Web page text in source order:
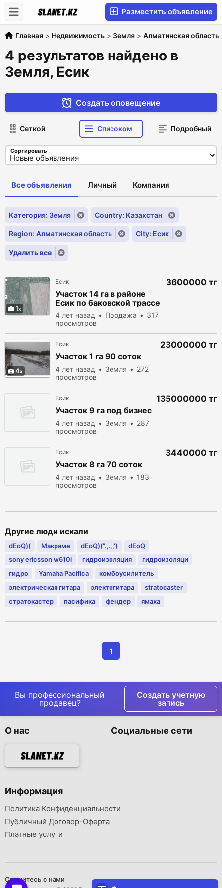
Разместить объявление
Главная > Недвижимость > Земля > Алматинская область
4 результатов найдено в
Земля, Есик
Создать оповещение
Сеткой Списоком Подробный
Сортировать
Все объявления Личный Компания
Категория: Земля Country: Казахстан
Region: Алматинская область City: Есик
Удалить все
1
Есик
Участок 14 га в районе
Есик по баковской трассе
4 лет назад Продажа
317
просмотров
3600000 тг
4
Есик
Участок 1 га 90 соток
4 лет назад Земля
272
просмотров
23000000 тг
Есик
Участок 9 га под бизнес
4 лет назад Земля
287
просмотров
135000000 тг
Есик
Участок 8 га 70 соток
4 лет назад Земля
183
просмотров
3440000 тг
Другие люди искали
dEoQ)( Макраме dEoQ)(".,.,,')
dEoQ
sony ericsson w610i
гидроизоляция
гидроизоляци
гидро
Yamaha Pacifica
комбоусилитель
электрическая гитара
электогитара
stratocaster
стратокастер
пасифика фендер ямаха
1
Вы профессиональный
продавец?
Создать учетную
запись
О нас Социальные сети
Информация
Политика Конфиденциальности
Публичный Договор-Оферта
Платные услуги
Свяжитесь с нами